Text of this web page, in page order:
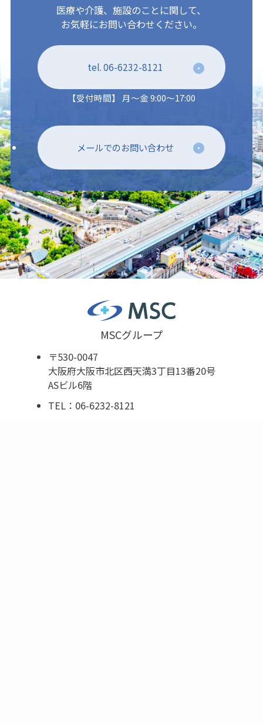
医療や介護、施設のことに関して、
お気軽にお問い合わせください。
tel. 06-6232-8121
【受付時間】 月～金 9:00～17:00
メールでのお問い合わせ
MSCグループ
〒530-0047
大阪府大阪市北区西天満3丁目13番20号
ASビル6階
TEL：06-6232-8121